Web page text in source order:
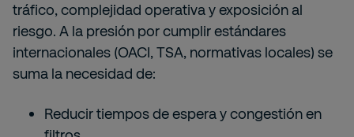
tráfico, complejidad operativa y exposición al
riesgo. A la presión por cumplir estándares
internacionales (OACI, TSA, normativas locales) se
suma la necesidad de:
Reducir tiempos de espera y congestión en